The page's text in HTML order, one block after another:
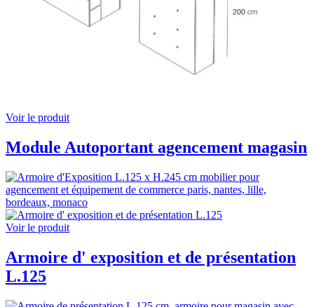
Voir le produit
Module Autoportant agencement magasin
Voir le produit
Armoire d' exposition et de présentation
L.125